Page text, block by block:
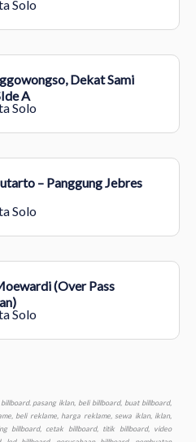
Solo
Dekat Sami
A
Solo
– Panggung Jebres
Solo
(Over Pass
Solo
utara kota sofifi ternate, sewa videotron murah nusa tenggara barat kota mataram, sewa videotron murah nusa tenggara timur kota kupang, sewa videotron murah papua kota jayapura, sewa videotron murah papua barat kota manokwari, sewa videotron murah riau kota pekanbaru, sewa videotron murah sulawesi barat kota mamuju, sewa videotron murah sulawesi selatan kota makassar, sewa videotron murah sulawesi tengah kota palu, sewa videotron murah sulawesi tenggara kota kendari, sewa videotron murah sulawesi utara kota manado, sewa videotron murah sumatera barat kota padang, sewa videotron murah sumatera selatan kota palembang, sewa videotron murah sumatera utara kota medan, sewa videotron murah yogyakarta kota yogyakarta, produksi murah billboard aceh kota banda aceh, produksi billboard murah bali kota denpasar, produksi billboard murah banten kota serang, produksi billboard murah bengkulu kota bengkulu, produksi billboard murah gorontalo kota gorontalo, produksi billboard murah jakarta dki jakarta, produksi billboard murah jambi kota jambi, produksi billboard murah jawa barat kota bandung, produksi billboard murah jawa tengah kota semarang, produksi billboard murah jawa timur kota surabaya, produksi billboard murah kalimantan barat kota pontianak, produksi billboard murah kalimantan selatan kota banjarmasin, produksi billboard murah kalimantan tengah kota palangkaraya, produksi billboard murah kalimantan timur kota samarinda, produksi billboard murah kalimantan utara kota tanjungselor, produksi billboard murah kepulauan bangka belitung kota pangkalpinang, produksi billboard murah kepulauan riau kota tanjung pinang, produksi billboard murah lampung kota bandar lampung, produksi billboard murah maluku kota ambon, produksi billboard maluku utara kota sofifi ternate, produksi billboard murah nusa tenggara barat kota mataram, produksi billboard murah nusa tenggara timur kota kupang, produksi billboard murah papua kota jayapura, produksi billboard murah papua barat kota manokwari, produksi billboard murah riau kota pekanbaru, produksi billboard murah sulawesi barat kota mamuju, produksi billboard murah sulawesi selatan kota makassar, produksi billboard murah sulawesi tengah kota palu, produksi billboard murah sulawesi tenggara kota kendari, produksi billboard murah sulawesi utara kota manado, produksi billboard murah sumatera barat kota padang, produksi billboard murah sumatera selatan kota palembang, produksi billboard murah sumatera utara kota medan, produksi billboard murah yogyakarta kota yogyakarta, produksi baliho murah aceh kota banda aceh, produksi baliho murah bali kota denpasar, produksi baliho murah banten kota serang, produksi baliho murah bengkulu kota bengkulu, produksi baliho murah gorontalo kota gorontalo, produksi baliho murah jakarta dki jakarta, produksi baliho murah jambi kota jambi, produksi baliho murah jawa barat kota bandung, produksi baliho murah jawa tengah kota semarang, produksi baliho murah jawa timur kota surabaya, produksi baliho murah kalimantan barat kota pontianak, produksi baliho murah kalimantan selatan kota banjarmasin, produksi baliho murah kalimantan tengah kota palangkaraya, produksi baliho murah kalimantan timur kota samarinda, produksi baliho murah kalimantan utara kota tanjungselor, produksi baliho murah kepulauan bangka belitung kota pangkalpinang, produksi baliho murah kepulauan riau kota tanjung pinang, produksi baliho murah lampung kota bandar lampung, produksi baliho murah maluku kota ambon, produksi baliho murah maluku utara kota sofifi ternate, produksi baliho murah nusa tenggara barat kota mataram, produksi baliho murah nusa tenggara timur kota kupang, produksi baliho murah papua kota jayapura, produksi baliho murah papua barat kota manokwari, produksi baliho murah riau kota pekanbaru, produksi baliho murah sulawesi barat kota mamuju, produksi baliho murah sulawesi selatan kota makassar, produksi baliho murah sulawesi tengah kota palu, produksi baliho murah sulawesi tenggara kota kendari, produksi baliho murah sulawesi utara kota manado, produksi baliho murah sumatera barat kota padang, produksi baliho murah sumatera selatan kota palembang, produksi baliho murah sumatera utara kota medan, produksi baliho murah yogyakarta kota yogyakarta, produksi videotron murah aceh kota banda aceh, produksi videotron murah bali kota denpasar, produksi videotron murah banten kota serang, produksi videotron murah bengkulu kota bengkulu, produksi videotron murah gorontalo kota gorontalo, produksi videotron murah jakarta dki jakarta, produksi videotron murah jambi kota jambi, produksi videotron murah jawa barat kota bandung, produksi murah videotron jawa tengah kota semarang, produksi videotron murah jawa timur kota surabaya, produksi videotron murah kalimantan barat kota pontianak, produksi videotron murah kalimantan selatan kota banjarmasin, produksi videotron murah, kalimantan tengah kota palangkaraya, produksi videotron murah kalimantan timur kota samarinda, produksi videotron murah kalimantan utara kota tanjungselor, produksi videotron murah kepulauan bangka belitung kota pangkalpinang, produksi videotron murah kepulauan riau kota tanjung pinang, produksi videotron murah lampung kota bandar lampung, produksi videotron murah maluku kota ambon, produksi videotron murah maluku utara